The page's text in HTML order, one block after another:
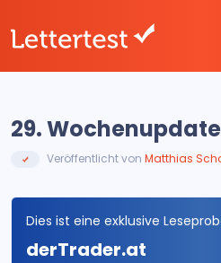
29. Wochenupdate
Veröffentlicht von Matthias
Dies ist eine exklusive
derTrader.at